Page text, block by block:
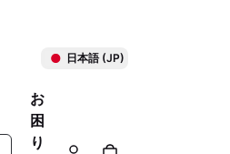
日本語 (JP)
お
困
り